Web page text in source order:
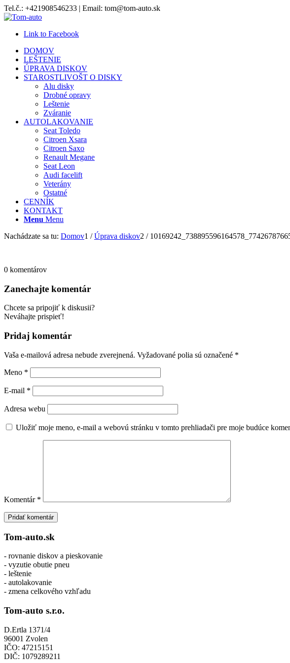
Tel.č.: +421908546233 | Email: tom@tom-auto.sk
Link to Facebook
DOMOV
LEŠTENIE
ÚPRAVA DISKOV
STAROSTLIVOŠT O DISKY
Alu disky
Drobné opravy
Leštenie
Zváranie
AUTOLAKOVANIE
Seat Toledo
Citroen Xsara
Citroen Saxo
Renault Megane
Seat Leon
Audi facelift
Veterány
Ostatné
CENNÍK
KONTAKT
Menu Menu
Nachádzate sa tu: Domov1 / Úprava diskov2 /
0 komentárov
Zanechajte komentár
Chcete sa pripojiť k diskusii?
Neváhajte prispieť!
Pridaj komentár
Vaša e-mailová adresa nebude zverejnená. Vyžadované polia sú označené *
Meno *
E-mail *
Adresa webu
Uložiť moje meno, e-mail a webovú stránku v tomto prehliadači pre moje budúce
Komentár *
Tom-auto.sk
- rovnanie diskov a pieskovanie
- vyzutie obutie pneu
- leštenie
- autolakovanie
- zmena celkového vzhľadu
Tom-auto s.r.o.
D.Ertla 1371/4
96001 Zvolen
IČO: 47215151
DIČ: 1079289211